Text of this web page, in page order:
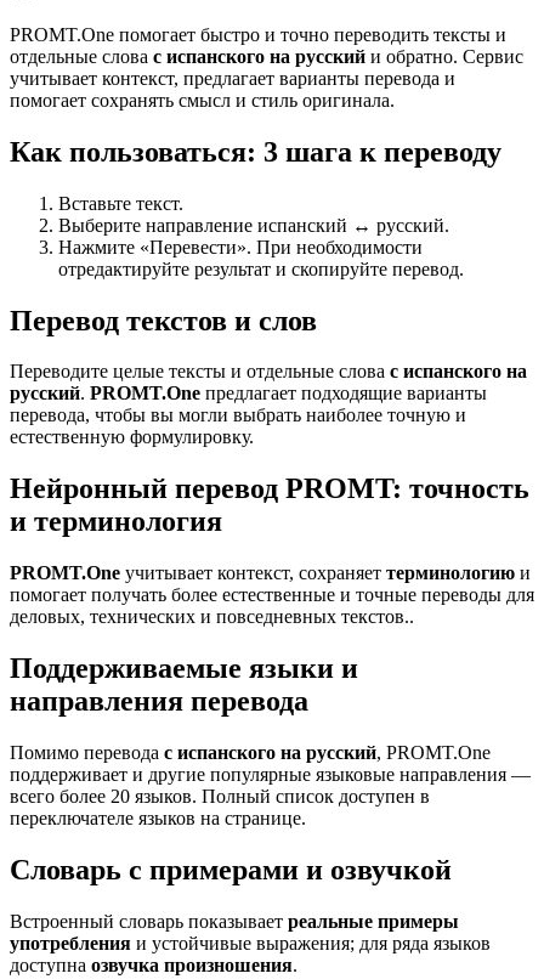
PROMT.One помогает быстро и точно переводить тексты и
отдельные слова с испанского на русский и обратно. Сервис
учитывает контекст, предлагает варианты перевода и
помогает сохранять смысл и стиль оригинала.
Как пользоваться: 3 шага к переводу
Вставьте текст.
Выберите направление испанский ↔ русский.
Нажмите «Перевести». При необходимости
отредактируйте результат и скопируйте перевод.
Перевод текстов и слов
Переводите целые тексты и отдельные слова с испанского на
русский. PROMT.One предлагает подходящие варианты
перевода, чтобы вы могли выбрать наиболее точную и
естественную формулировку.
Нейронный перевод PROMT: точность
и терминология
PROMT.One учитывает контекст, сохраняет терминологию и
помогает получать более естественные и точные переводы для
деловых, технических и повседневных текстов..
Поддерживаемые языки и
направления перевода
Помимо перевода с испанского на русский, PROMT.One
поддерживает и другие популярные языковые направления —
всего более 20 языков. Полный список доступен в
переключателе языков на странице.
Словарь с примерами и озвучкой
Встроенный словарь показывает реальные примеры
употребления и устойчивые выражения; для ряда языков
доступна озвучка произношения.